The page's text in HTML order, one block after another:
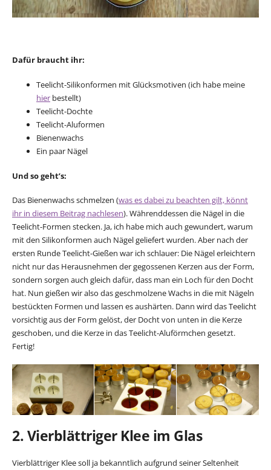
Dafür braucht ihr:
Teelicht-Silikonformen mit Glücksmotiven (ich habe meine
hier bestellt)
Teelicht-Dochte
Teelicht-Aluformen
Bienenwachs
Ein paar Nägel
Und so geht’s:
Das Bienenwachs schmelzen (was es dabei zu beachten gilt, könnt
ihr in diesem Beitrag nachlesen). Währenddessen die Nägel in die
Teelicht-Formen stecken. Ja, ich habe mich auch gewundert, warum
mit den Silikonformen auch Nägel geliefert wurden. Aber nach der
ersten Runde Teelicht-Gießen war ich schlauer: Die Nägel erleichtern
nicht nur das Herausnehmen der gegossenen Kerzen aus der Form,
sondern sorgen auch gleich dafür, dass man ein Loch für den Docht
hat. Nun gießen wir also das geschmolzene Wachs in die mit Nägeln
bestückten Formen und lassen es aushärten. Dann wird das Teelicht
vorsichtig aus der Form gelöst, der Docht von unten in die Kerze
geschoben, und die Kerze in das Teelicht-Aluförmchen gesetzt.
Fertig!
2. Vierblättriger Klee im Glas
Vierblättriger Klee soll ja bekanntlich aufgrund seiner Seltenheit